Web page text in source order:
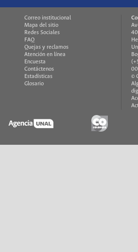
Correo institucional
Mapa del sitio
Redes Sociales
FAQ
Quejas y reclamos
Atención en línea
Encuesta
Contáctenos
Estadísticas
Glosario
©